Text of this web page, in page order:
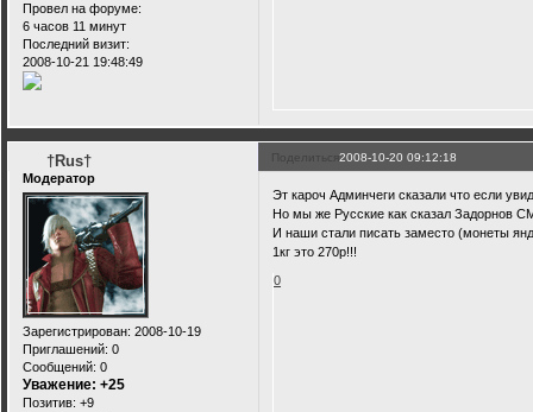
Провел на форуме:
6 часов 11 минут
Последний визит:
2008-10-21 19:48:49
Поделиться2008-10-20 09:12:18
†Rus†
Модератор
Зарегистрирован: 2008-10-19
Приглашений: 0
Сообщений: 0
Уважение: +25
Позитив: +9
Эт кароч Админчеги сказали что если
Но мы же Русские как сказал Задорнов
И наши стали писать заместо (монеты
1кг это 270р!!!
0